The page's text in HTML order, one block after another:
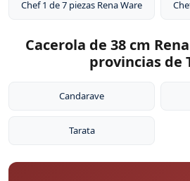
Chef 1 de 7 piezas Rena Ware
Cacerola de 38 cm
provincias de
Candarave
Tarata